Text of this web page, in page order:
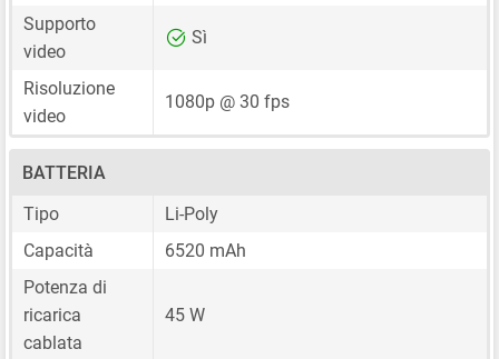
Supporto
video
Sì
Risoluzione
video
1080p @ 30 fps
BATTERIA
Tipo
Li-Poly
Capacità
6520 mAh
Potenza di
ricarica
cablata
45 W